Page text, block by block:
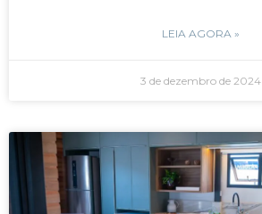
LEIA AGORA »
3 de dezembro de 2024